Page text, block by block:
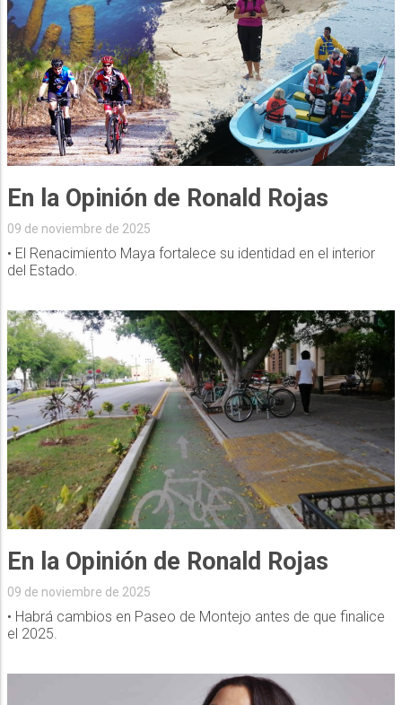
En la Opinión de Ronald Rojas
09 de noviembre de 2025
• El Renacimiento Maya fortalece su identidad en el interior
del Estado.
En la Opinión de Ronald Rojas
09 de noviembre de 2025
• Habrá cambios en Paseo de Montejo antes de que finalice
el 2025.